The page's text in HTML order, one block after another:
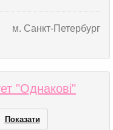
м. Санкт-Петербург
"Однакові"
Показати